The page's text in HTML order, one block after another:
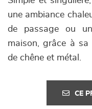
une ambiance
de passage ou
maison, grâce à sa
de chêne et métal.
CE